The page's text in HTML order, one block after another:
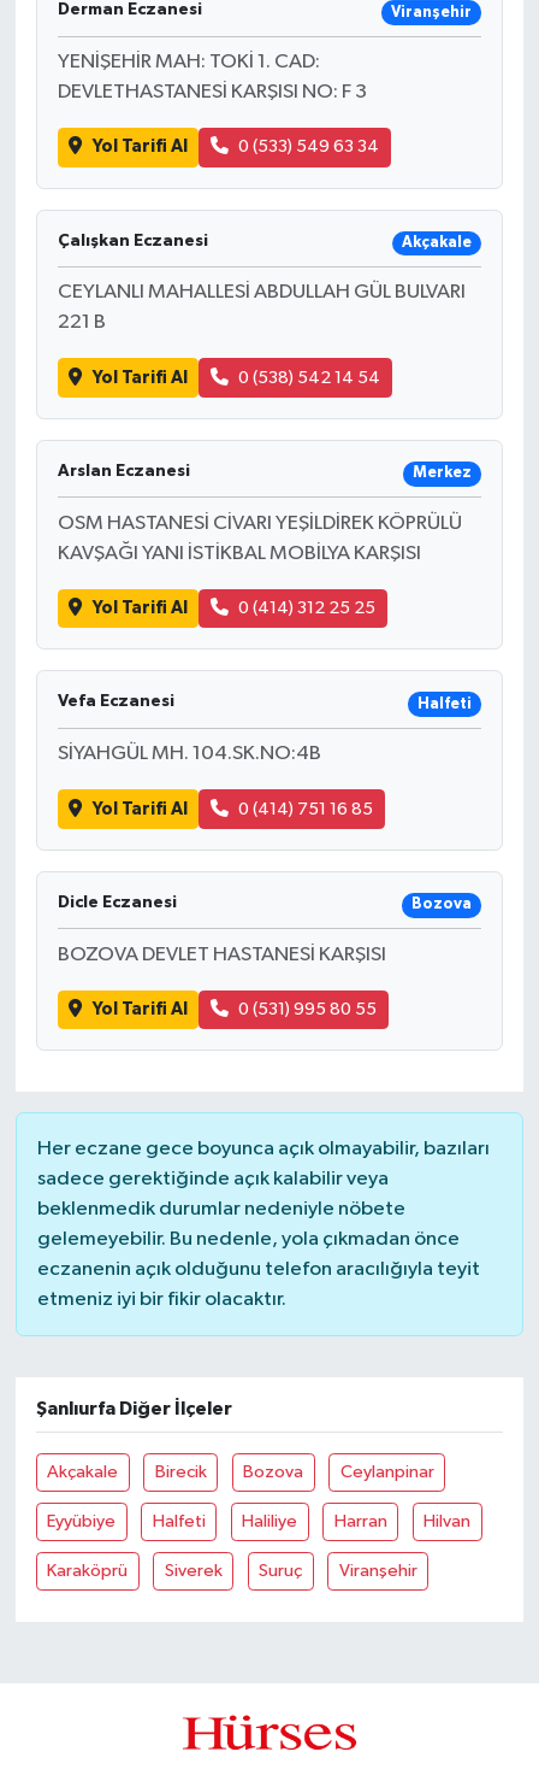
Derman Eczanesi Viranşehir
YENİŞEHİR MAH: TOKİ 1. CAD:
DEVLETHASTANESİ KARŞISI NO: F 3
Yol Tarifi Al 0 (533) 549 63 34
Çalışkan Eczanesi Akçakale
CEYLANLI MAHALLESİ ABDULLAH GÜL BULVARI
221 B
Yol Tarifi Al 0 (538) 542 14 54
Arslan Eczanesi Merkez
OSM HASTANESİ CİVARI YEŞİLDİREK KÖPRÜLÜ
KAVŞAĞI YANI İSTİKBAL MOBİLYA KARŞISI
Yol Tarifi Al 0 (414) 312 25 25
Vefa Eczanesi Halfeti
SİYAHGÜL MH. 104.SK.NO:4B
Yol Tarifi Al 0 (414) 751 16 85
Dicle Eczanesi Bozova
BOZOVA DEVLET HASTANESİ KARŞISI
Yol Tarifi Al 0 (531) 995 80 55
Her eczane gece boyunca açık olmayabilir, bazıları
sadece gerektiğinde açık kalabilir veya
beklenmedik durumlar nedeniyle nöbete
gelemeyebilir. Bu nedenle, yola çıkmadan önce
eczanenin açık olduğunu telefon aracılığıyla teyit
etmeniz iyi bir fikir olacaktır.
Şanlıurfa Diğer İlçeler
Akçakale Birecik Bozova Ceylanpinar
Eyyübiye Halfeti Haliliye Harran Hilvan
Karaköprü Siverek Suruç Viranşehir